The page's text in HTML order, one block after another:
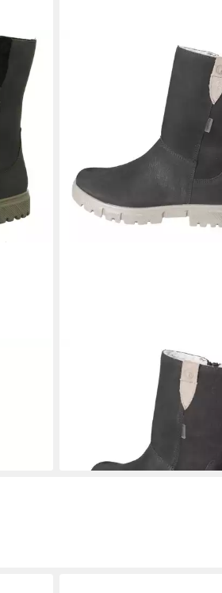
RIA Stiefel wasserdicht
109,95 €
lieferbar - in 2-3 Werktagen bei dir